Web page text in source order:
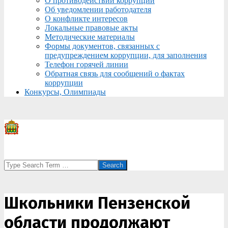
Об уведомлении работодателя
О конфликте интересов
Локальные правовые акты
Методические материалы
Формы документов, связанных с
предупреждением коррупции, для заполнения
Телефон горячей линии
Обратная связь для сообщений о фактах
коррупции
Конкурсы, Олимпиады
Search
Школьники Пензенской
области продолжают